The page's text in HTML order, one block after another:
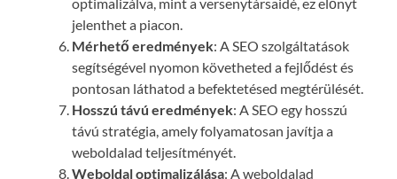
jelenthet a piacon.
Mérhető eredmények: A SEO szolgáltatások
segítségével nyomon követheted a fejlődést és
pontosan láthatod a befektetésed megtérülését.
Hosszú távú eredmények: A SEO egy hosszú
távú stratégia, amely folyamatosan javítja a
weboldalad teljesítményét.
Weboldal optimalizálása: A weboldalad